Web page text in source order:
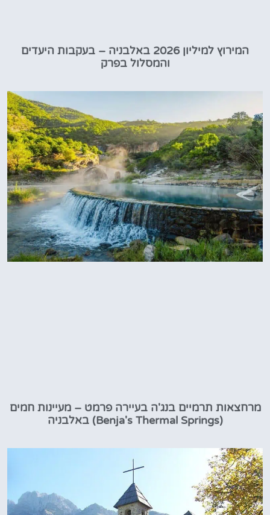
המירוץ למיליון 2026 באלבניה – בעקבות היעדים
והמסלול בפרק
מרחצאות תרמיים בנג'ה בעיירה פרמט – מעיינות חמים
(Benja's Thermal Springs) באלבניה